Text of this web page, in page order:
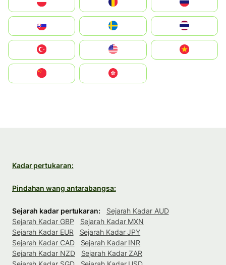
United States
中國香港特別行政區
Kadar pertukaran:
Pindahan wang antarabangsa:
Sejarah kadar pertukaran:
Sejarah Kadar AUD
Sejarah Kadar GBP
Sejarah Kadar MXN
Sejarah Kadar EUR
Sejarah Kadar JPY
Sejarah Kadar CAD
Sejarah Kadar INR
Sejarah Kadar NZD
Sejarah Kadar ZAR